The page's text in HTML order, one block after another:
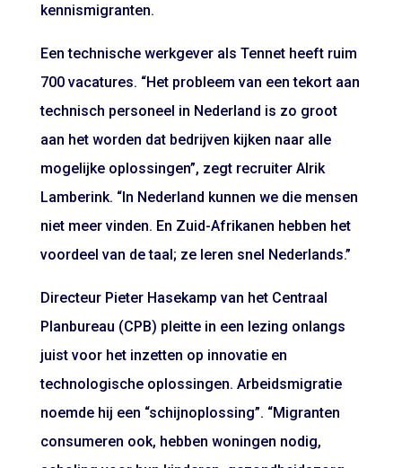
kennismigranten.
Een technische werkgever als Tennet heeft ruim
700 vacatures. “Het probleem van een tekort aan
technisch personeel in Nederland is zo groot
aan het worden dat bedrijven kijken naar alle
mogelijke oplossingen”, zegt recruiter Alrik
Lamberink. “In Nederland kunnen we die mensen
niet meer vinden. En Zuid-Afrikanen hebben het
voordeel van de taal; ze leren snel Nederlands.”
Directeur Pieter Hasekamp van het Centraal
Planbureau (CPB) pleitte in een lezing onlangs
juist voor het inzetten op innovatie en
technologische oplossingen. Arbeidsmigratie
noemde hij een “schijnoplossing”. “Migranten
consumeren ook, hebben woningen nodig,